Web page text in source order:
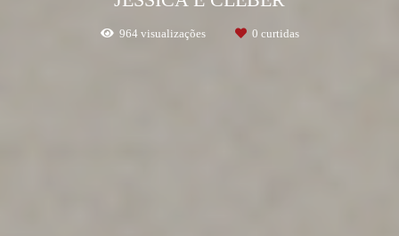
964visualizações 0 curtidas